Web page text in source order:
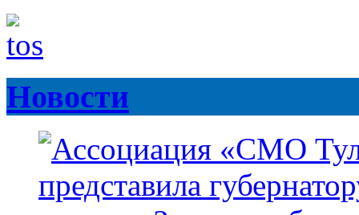
Новости